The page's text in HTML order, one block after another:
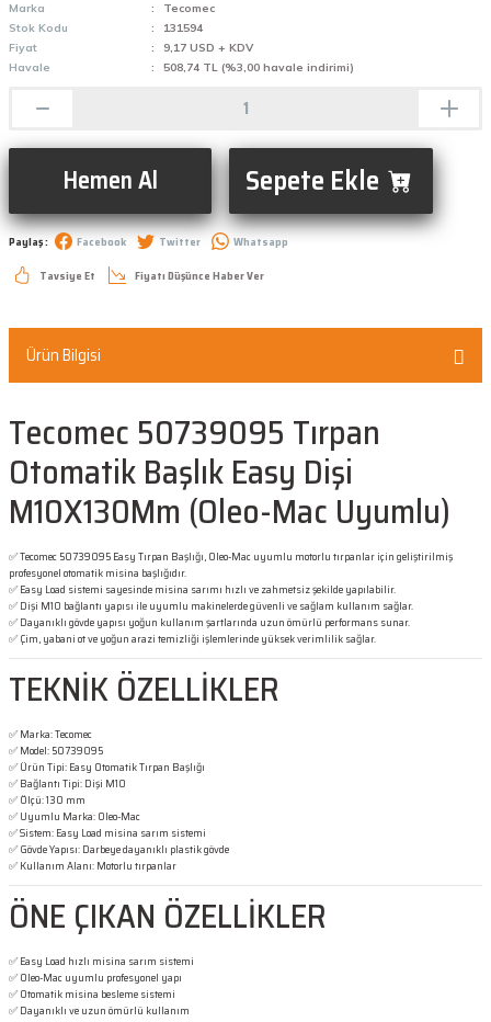
Marka
Tecomec
Stok Kodu
131594
Fiyat
9,17 USD + KDV
Havale
508,74 TL (%3,00 havale indirimi)
Hemen Al Sepete Ekle
Paylaş : Facebook Twitter
Whatsapp
Tavsiye Et
Fiyatı Düşünce Haber Ver
Ürün Bilgisi
Tecomec 50739095 Tırpan
Otomatik Başlık Easy Dişi
M10X130Mm (Oleo-Mac Uyumlu)
✅ Tecomec 50739095 Easy Tırpan Başlığı, Oleo-Mac uyumlu motorlu tırpanlar için geliştirilmiş
profesyonel otomatik misina başlığıdır.
✅ Easy Load sistemi sayesinde misina sarımı hızlı ve zahmetsiz şekilde yapılabilir.
✅ Dişi M10 bağlantı yapısı ile uyumlu makinelerde güvenli ve sağlam kullanım sağlar.
✅ Dayanıklı gövde yapısı yoğun kullanım şartlarında uzun ömürlü performans sunar.
✅ Çim, yabani ot ve yoğun arazi temizliği işlemlerinde yüksek verimlilik sağlar.
TEKNİK ÖZELLİKLER
✅ Marka: Tecomec
✅ Model: 50739095
✅ Ürün Tipi: Easy Otomatik Tırpan Başlığı
✅ Bağlantı Tipi: Dişi M10
✅ Ölçü: 130 mm
✅ Uyumlu Marka: Oleo-Mac
✅ Sistem: Easy Load misina sarım sistemi
✅ Gövde Yapısı: Darbeye dayanıklı plastik gövde
✅ Kullanım Alanı: Motorlu tırpanlar
ÖNE ÇIKAN ÖZELLİKLER
✅ Easy Load hızlı misina sarım sistemi
✅ Oleo-Mac uyumlu profesyonel yapı
✅ Otomatik misina besleme sistemi
✅ Dayanıklı ve uzun ömürlü kullanım